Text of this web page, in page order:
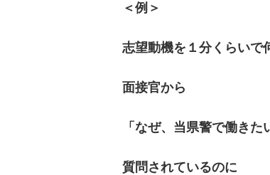
＜例＞
志望動機を１分くらいで
面接官から
「なぜ、当県警で働きた
質問されているのに